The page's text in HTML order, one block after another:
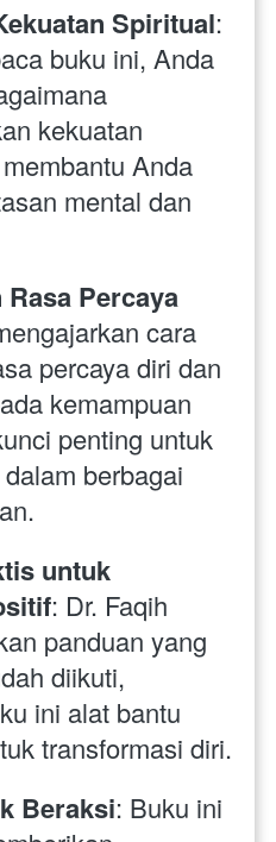
Spiritual:
buku ini, Anda
kekuatan
Anda
mental dan
Percaya
cara
percaya diri dan
kemampuan
penting untuk
berbagai
untuk
: Dr. Faqih
panduan yang
diikuti,
ini alat bantu
transformasi diri.
Beraksi: Buku ini